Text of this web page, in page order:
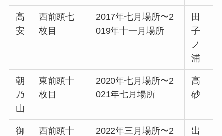
高
安
西前頭七
枚目
2017年七月場所〜2
019年十一月場所
田
子
ノ
浦
朝
乃
山
東前頭十
枚目
2020年七月場所〜2
021年七月場所
高
砂
御
西前頭十
2022年三月場所〜2
出